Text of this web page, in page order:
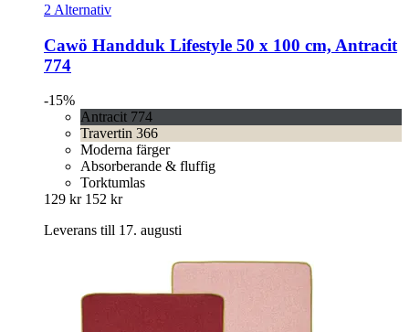
2 Alternativ
Cawö Handduk Lifestyle 50 x 100 cm, Antracit
774
-15%
Antracit 774
Travertin 366
Moderna färger
Absorberande & fluffig
Torktumlas
129 kr 152 kr
Leverans till 17. augusti